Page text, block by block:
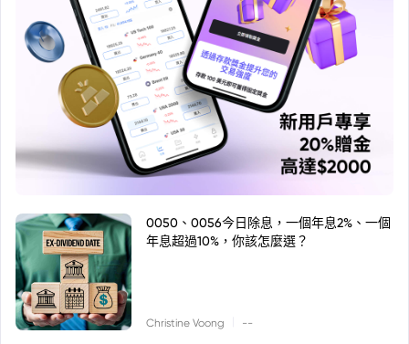
0050、0056今日除息，一個年息2%、一個
年息超過10%，你該怎麼選？
Christine Voong --